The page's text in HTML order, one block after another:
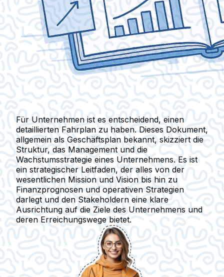
Für Unternehmen ist es entscheidend, einen
detaillierten Fahrplan zu haben. Dieses Dokument,
allgemein als Geschäftsplan bekannt, skizziert die
Struktur, das Management und die
Wachstumsstrategie eines Unternehmens. Es ist
ein strategischer Leitfaden, der alles von der
wesentlichen Mission und Vision bis hin zu
Finanzprognosen und operativen Strategien
darlegt und den Stakeholdern eine klare
Ausrichtung auf die Ziele des Unternehmens und
deren Erreichungswege bietet.